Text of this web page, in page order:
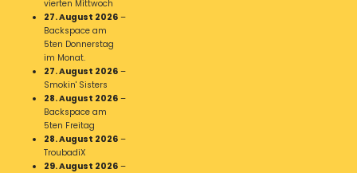
vierten Mittwoch
27. August 2026 –
Backspace am
5ten Donnerstag
im Monat.
27. August 2026 –
Smokin' Sisters
28. August 2026 –
Backspace am
5ten Freitag
28. August 2026 –
TroubadiX
29. August 2026 –